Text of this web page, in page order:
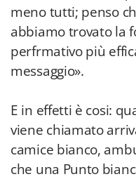
meno tutti; penso
abbiamo trovato la
perfrmativo più
messaggio».
E in effetti è cosi:
viene chiamato
camice bianco,
che una Punto